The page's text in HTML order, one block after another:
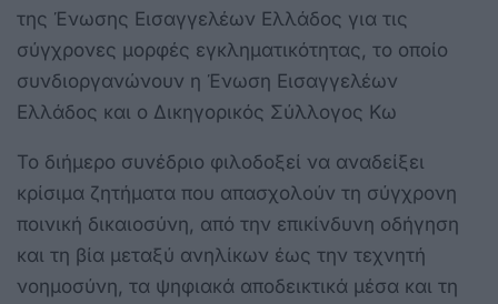
της Ένωσης Εισαγγελέων Ελλάδος για τις
σύγχρονες μορφές εγκληματικότητας, το οποίο
συνδιοργανώνουν η Ένωση Εισαγγελέων
Ελλάδος και ο Δικηγορικός Σύλλογος Κω
Το διήμερο συνέδριο φιλοδοξεί να αναδείξει
κρίσιμα ζητήματα που απασχολούν τη σύγχρονη
ποινική δικαιοσύνη, από την επικίνδυνη οδήγηση
και τη βία μεταξύ ανηλίκων έως την τεχνητή
νοημοσύνη, τα ψηφιακά αποδεικτικά μέσα και τη